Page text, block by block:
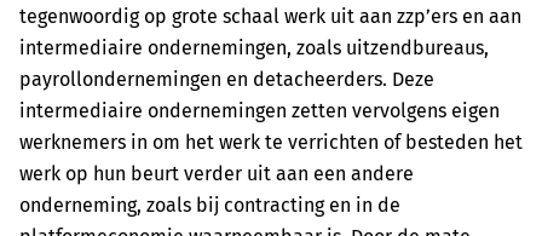
tegenwoordig op grote schaal werk uit aan zzp’ers en aan
intermediaire ondernemingen, zoals uitzendbureaus,
payrollondernemingen en detacheerders. Deze
intermediaire ondernemingen zetten vervolgens eigen
werknemers in om het werk te verrichten of besteden het
werk op hun beurt verder uit aan een andere
onderneming, zoals bij contracting en in de